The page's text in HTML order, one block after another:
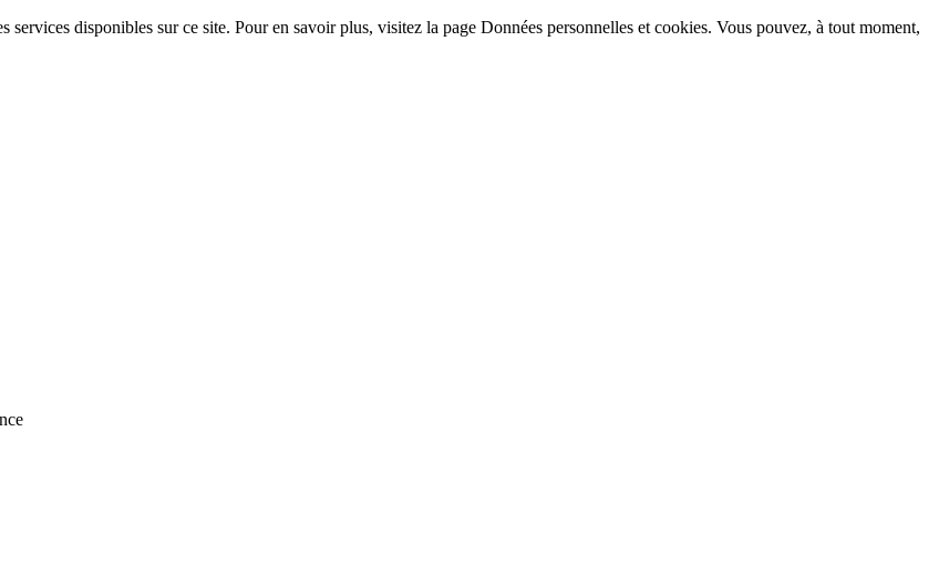
disponibles sur ce site. Pour en savoir plus, visitez la page Données personnelles et cookies. Vous pouvez, à tout moment,